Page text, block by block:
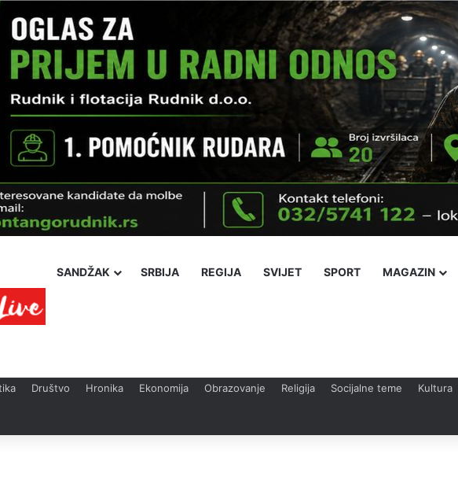
SANDŽAK SRBIJA REGIJA SVIJET SPORT MAGAZIN
Društvo Hronika Ekonomija Obrazovanje Religija Socijalne teme Kultura